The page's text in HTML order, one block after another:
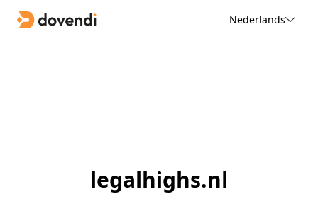
Nederlands
legalhighs.nl